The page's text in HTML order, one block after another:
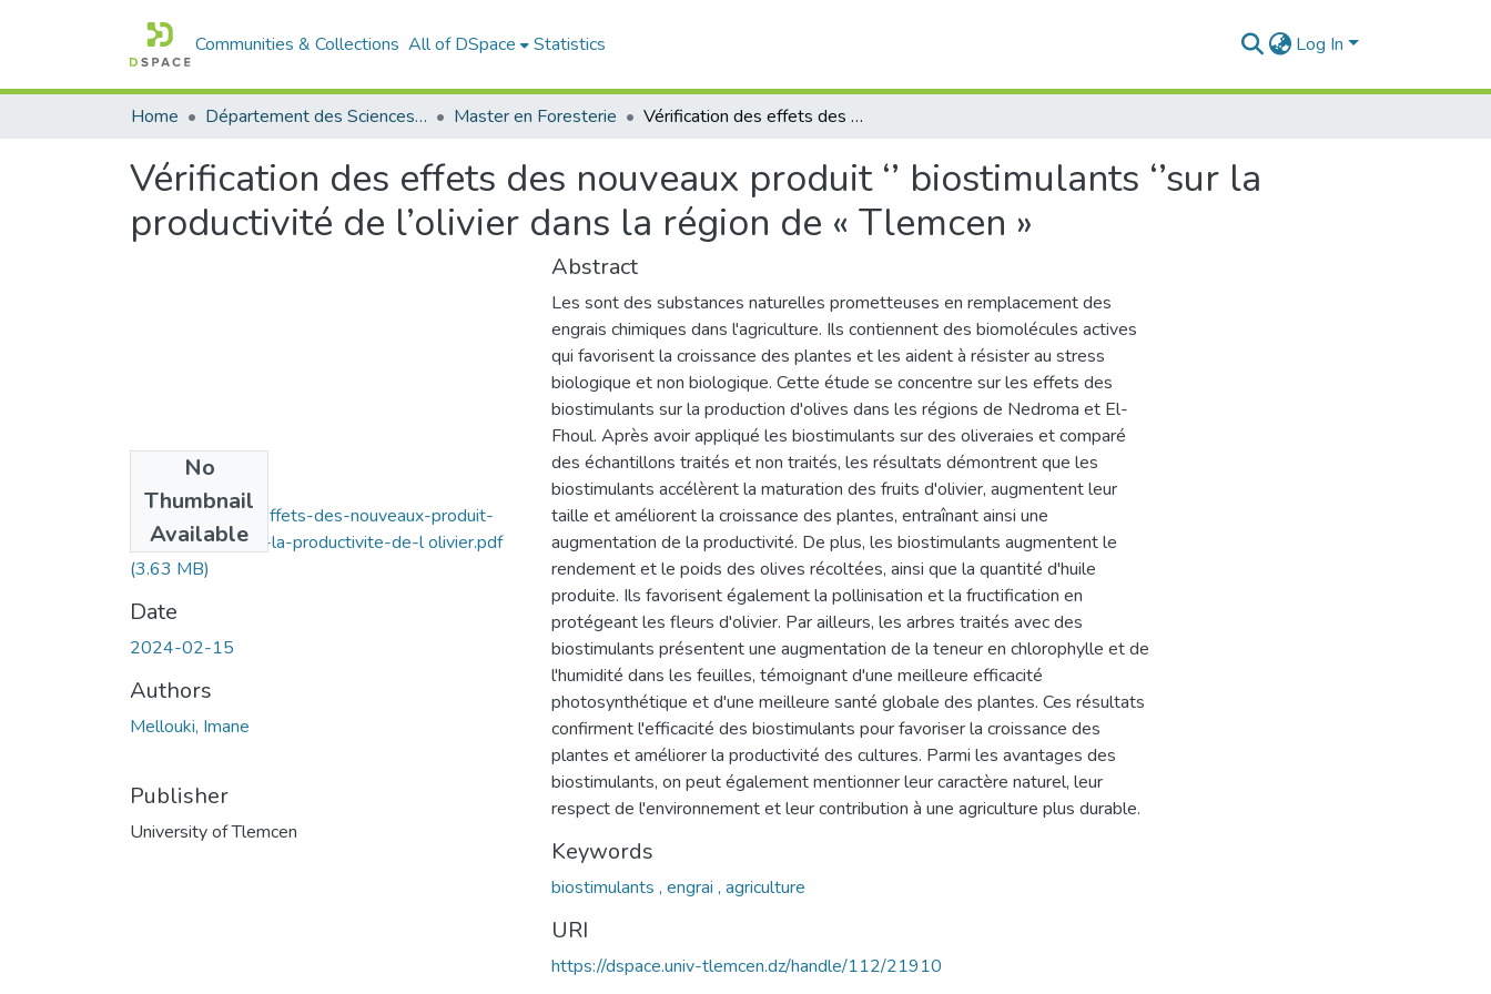
Communities & Collections All of DSpace Statistics Log In
Home Département des Sciences Agronomiques et Forestières Master en Foresterie Vérification des effets des nouveaux produit ‘’ biostimulants ‘’sur la productivité de l’olivier dans la région de « Tlemcen »
Vérification des effets des nouveaux produit ‘’ biostimulants ‘’sur la
productivité de l’olivier dans la région de « Tlemcen »
No
Thumbnail
Available
Verification-des-effets-des-nouveaux-produit-
biostimulants-sur-la-productivite-de-l olivier.pdf
(3.63 MB)
Date
2024-02-15
Authors
Mellouki, Imane
Publisher
University of Tlemcen
Abstract
Les sont des substances naturelles prometteuses en remplacement des
engrais chimiques dans l'agriculture. Ils contiennent des biomolécules actives
qui favorisent la croissance des plantes et les aident à résister au stress
biologique et non biologique. Cette étude se concentre sur les effets des
biostimulants sur la production d'olives dans les régions de Nedroma et El-
Fhoul. Après avoir appliqué les biostimulants sur des oliveraies et comparé
des échantillons traités et non traités, les résultats démontrent que les
biostimulants accélèrent la maturation des fruits d'olivier, augmentent leur
taille et améliorent la croissance des plantes, entraînant ainsi une
augmentation de la productivité. De plus, les biostimulants augmentent le
rendement et le poids des olives récoltées, ainsi que la quantité d'huile
produite. Ils favorisent également la pollinisation et la fructification en
protégeant les fleurs d'olivier. Par ailleurs, les arbres traités avec des
biostimulants présentent une augmentation de la teneur en chlorophylle et de
l'humidité dans les feuilles, témoignant d'une meilleure efficacité
photosynthétique et d'une meilleure santé globale des plantes. Ces résultats
confirment l'efficacité des biostimulants pour favoriser la croissance des
plantes et améliorer la productivité des cultures. Parmi les avantages des
biostimulants, on peut également mentionner leur caractère naturel, leur
respect de l'environnement et leur contribution à une agriculture plus durable.
Keywords
biostimulants , engrai , agriculture
URI
https://dspace.univ-tlemcen.dz/handle/112/21910